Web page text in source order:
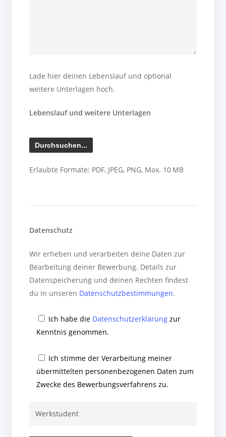
Lade hier deinen Lebenslauf und optional
weitere Unterlagen hoch.
Lebenslauf und weitere Unterlagen
Erlaubte Formate: PDF, JPEG, PNG, Max. 10 MB
Datenschutz
Wir erheben und verarbeiten deine Daten zur
Bearbeitung deiner Bewerbung. Details zur
Datenspeicherung und deinen Rechten findest
du in unseren Datenschutzbestimmungen.
Ich habe die Datenschutzerklärung zur
Kenntnis genommen.
Ich stimme der Verarbeitung meiner
übermittelten personenbezogenen Daten zum
Zwecke des Bewerbungsverfahrens zu.